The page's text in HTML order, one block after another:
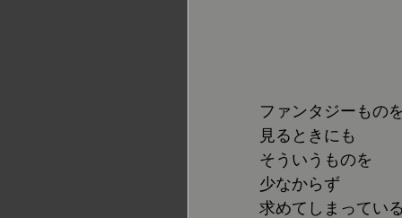
ファンタジーものを
見るときにも
そういうものを
少なからず
求めてしまっている